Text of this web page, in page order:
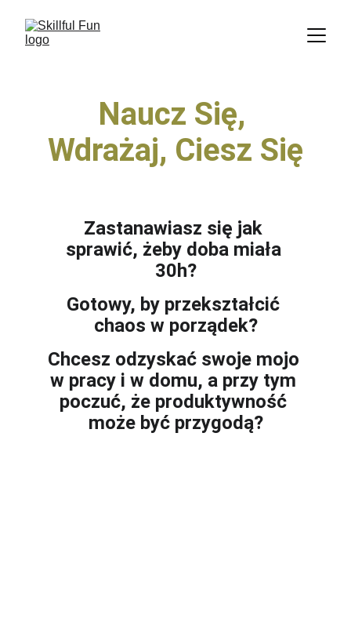
Naucz Się,
Wdrażaj, Ciesz Się
Zastanawiasz się jak
sprawić, żeby doba miała
30h?
Gotowy, by przekształcić
chaos w porządek?
Chcesz odzyskać swoje mojo
w pracy i w domu, a przy tym
poczuć, że produktywność
może być przygodą?